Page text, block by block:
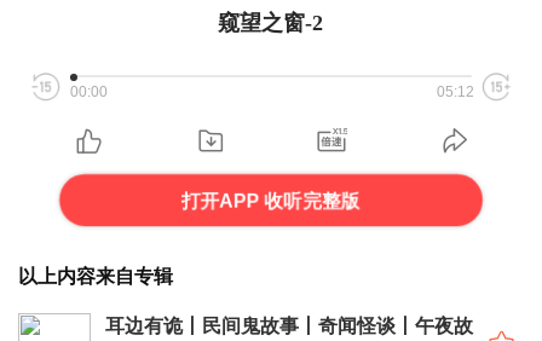
窥望之窗-2
00:00 05:12
打开APP 收听完整版
以上内容来自专辑
耳边有诡丨民间鬼故事丨奇闻怪谈丨午夜故